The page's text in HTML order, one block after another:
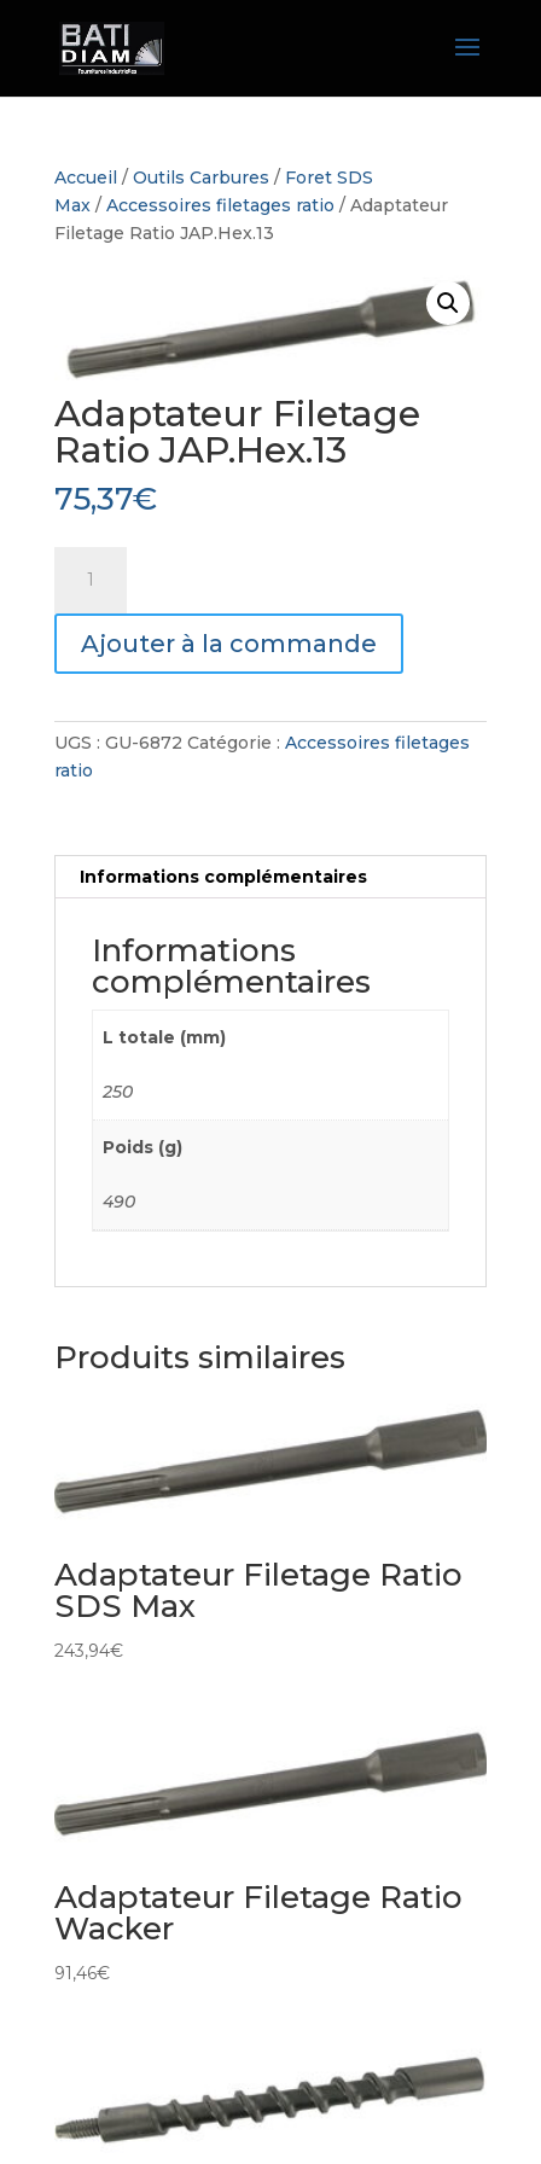
Accueil / Outils Carbures / Foret SDS
Max/ Accessoires filetages ratio / Adaptateur
Filetage Ratio JAP.Hex.13
Adaptateur Filetage
Ratio JAP.Hex.13
75,37€
Adaptateur
Filetage
Ratio
Ajouter à la commande
UGS : GU-6872 Catégorie : Accessoires filetages
ratio
Informations complémentaires
Informations
complémentaires
L totale (mm)
250
Poids (g)
490
Produits similaires
Adaptateur Filetage Ratio
SDS Max
243,94€
Adaptateur Filetage Ratio
Wacker
91,46€